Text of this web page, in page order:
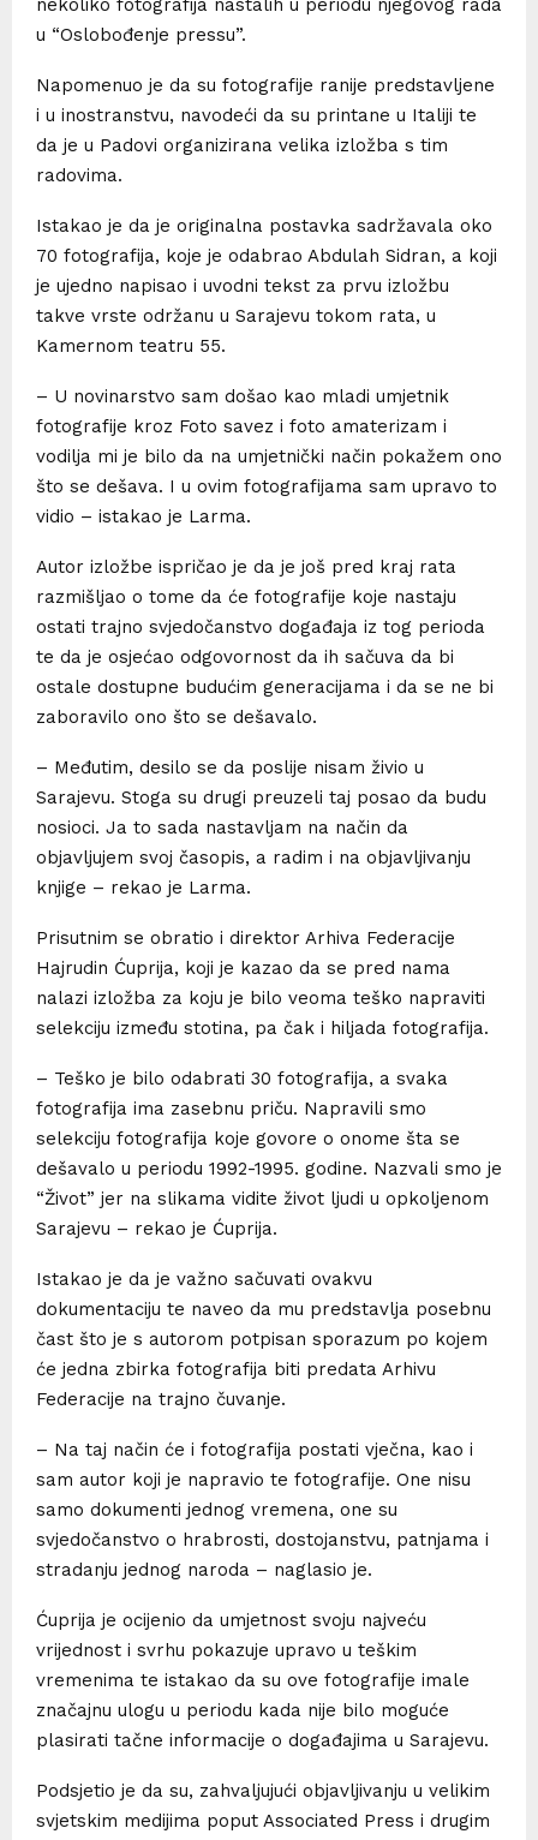
u “Oslobođenje pressu”.
Napomenuo je da su fotografije ranije predstavljene
i u inostranstvu, navodeći da su printane u Italiji te
da je u Padovi organizirana velika izložba s tim
radovima.
Istakao je da je originalna postavka sadržavala oko
70 fotografija, koje je odabrao Abdulah Sidran, a koji
je ujedno napisao i uvodni tekst za prvu izložbu
takve vrste održanu u Sarajevu tokom rata, u
Kamernom teatru 55.
– U novinarstvo sam došao kao mladi umjetnik
fotografije kroz Foto savez i foto amaterizam i
vodilja mi je bilo da na umjetnički način pokažem ono
što se dešava. I u ovim fotografijama sam upravo to
vidio – istakao je Larma.
Autor izložbe ispričao je da je još pred kraj rata
razmišljao o tome da će fotografije koje nastaju
ostati trajno svjedočanstvo događaja iz tog perioda
te da je osjećao odgovornost da ih sačuva da bi
ostale dostupne budućim generacijama i da se ne bi
zaboravilo ono što se dešavalo.
– Međutim, desilo se da poslije nisam živio u
Sarajevu. Stoga su drugi preuzeli taj posao da budu
nosioci. Ja to sada nastavljam na način da
objavljujem svoj časopis, a radim i na objavljivanju
knjige – rekao je Larma.
Prisutnim se obratio i direktor Arhiva Federacije
Hajrudin Ćuprija, koji je kazao da se pred nama
nalazi izložba za koju je bilo veoma teško napraviti
selekciju između stotina, pa čak i hiljada fotografija.
– Teško je bilo odabrati 30 fotografija, a svaka
fotografija ima zasebnu priču. Napravili smo
selekciju fotografija koje govore o onome šta se
dešavalo u periodu 1992-1995. godine. Nazvali smo je
“Život” jer na slikama vidite život ljudi u opkoljenom
Sarajevu – rekao je Ćuprija.
Istakao je da je važno sačuvati ovakvu
dokumentaciju te naveo da mu predstavlja posebnu
čast što je s autorom potpisan sporazum po kojem
će jedna zbirka fotografija biti predata Arhivu
Federacije na trajno čuvanje.
– Na taj način će i fotografija postati vječna, kao i
sam autor koji je napravio te fotografije. One nisu
samo dokumenti jednog vremena, one su
svjedočanstvo o hrabrosti, dostojanstvu, patnjama i
stradanju jednog naroda – naglasio je.
Ćuprija je ocijenio da umjetnost svoju najveću
vrijednost i svrhu pokazuje upravo u teškim
vremenima te istakao da su ove fotografije imale
značajnu ulogu u periodu kada nije bilo moguće
plasirati tačne informacije o događajima u Sarajevu.
Podsjetio je da su, zahvaljujući objavljivanju u velikim
svjetskim medijima poput Associated Press i drugim